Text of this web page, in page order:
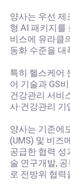
양사는 우선 제
형 AI 패키지를
비스에 유라클
동화 수준을 대
특히 헬스케어
어 기술과 GS
건강관리 서비
사·건강관리
양사는 기존에
(UMS) 및 비즈
공급한 협력 성
술 연구개발,
로 전방위 협